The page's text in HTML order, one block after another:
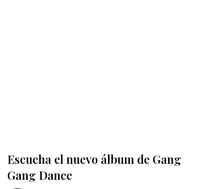
Escucha el nuevo álbum de Gang
Gang Dance